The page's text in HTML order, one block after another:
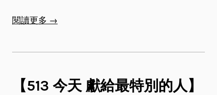
閱讀更多 →
【513 今天 獻給最特別的人】